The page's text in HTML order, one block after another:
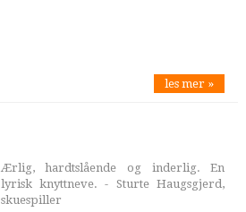
les mer »
Ærlig, hardtslående og inderlig. En
lyrisk knyttneve. - Sturte Haugsgjerd,
skuespiller